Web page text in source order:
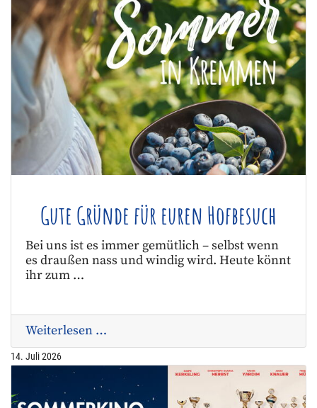
Gute Gründe für euren Hofbesuch
Bei uns ist es immer gemütlich – selbst wenn
es draußen nass und windig wird. Heute könnt
ihr zum …
Weiterlesen …
14. Juli 2026